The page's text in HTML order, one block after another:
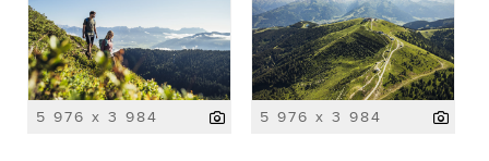
5 976 x 3 984 5 976 x 3 984